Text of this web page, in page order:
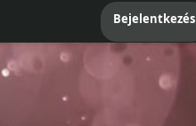
Bejelentkezés